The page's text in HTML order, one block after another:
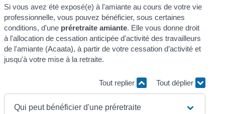
Si vous avez été exposé(e) à l'amiante au cours de votre vie
professionnelle, vous pouvez bénéficier, sous certaines
conditions, d'une préretraite amiante. Elle vous donne droit
à l'allocation de cessation anticipée d'activité des travailleurs
de l'amiante (Acaata), à partir de votre cessation d’activité et
jusqu'à votre mise à la retraite.
Tout replier Tout déplier
Qui peut bénéficier d'une préretraite